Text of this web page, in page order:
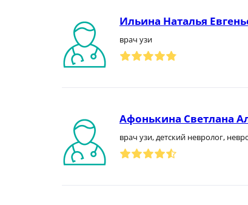
Ильина Наталья
врач узи
Афонькина Светлана
врач узи, детский невролог,